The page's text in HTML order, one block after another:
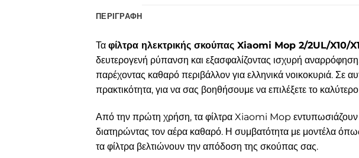
ΠΕΡΙΓΡΑΦΉ
Τα φίλτρα ηλεκτρικής σκούπας Xiaomi Mop 2/2UL/X10/
δευτερογενή ρύπανση και εξασφαλίζοντας ισχυρή
παρέχοντας καθαρό περιβάλλον για ελληνικά νοικοκυριά. Σε
πρακτικότητα, για να σας βοηθήσουμε να επιλέξετε το
Από την πρώτη χρήση, τα φίλτρα Xiaomi Mop εντυπωσιάζουν
διατηρώντας τον αέρα καθαρό. Η συμβατότητα με μοντέλα
τα φίλτρα βελτιώνουν την απόδοση της σκούπας σας.